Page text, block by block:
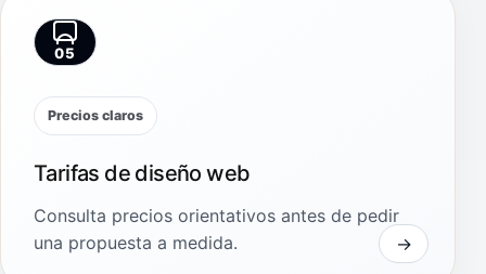
05
Precios claros
Tarifas de diseño web
Consulta precios orientativos antes de pedir
una propuesta a medida.